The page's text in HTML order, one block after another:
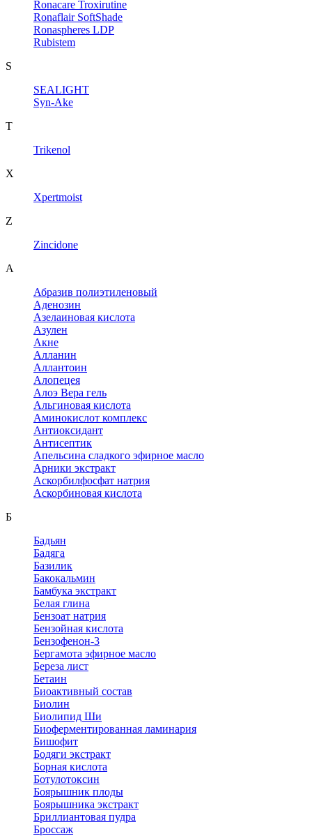
Ronacare Troxirutine
Ronaflair SoftShade
Ronaspheres LDP
Rubistem
S
SEALIGHT
Syn-Ake
T
Trikenol
X
Xpertmoist
Z
Zincidone
А
Абразив полиэтиленовый
Аденозин
Азелаиновая кислота
Азулен
Акне
Алланин
Аллантоин
Алопецея
Алоэ Вера гель
Альгиновая кислота
Аминокислот комплекс
Антиоксидант
Антисептик
Апельсина сладкого эфирное масло
Арники экстракт
Аскорбилфосфат натрия
Аскорбиновая кислота
Б
Бадьян
Бадяга
Базилик
Бакокальмин
Бамбука экстракт
Белая глина
Бензоат натрия
Бензойная кислота
Бензофенон-3
Бергамота эфирное масло
Береза лист
Бетаин
Биоактивный состав
Биолин
Биолипид Ши
Биоферментированная ламинария
Бишофит
Бодяги экстракт
Борная кислота
Ботулотоксин
Боярышник плоды
Боярышника экстракт
Бриллиантовая пудра
Броссаж